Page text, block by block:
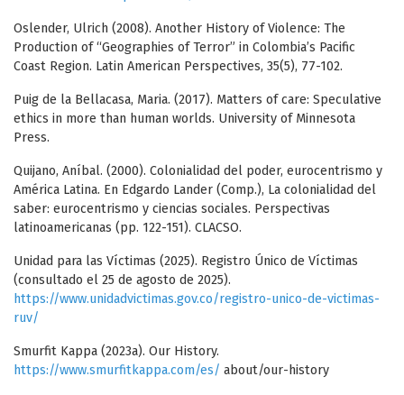
Oslender, Ulrich (2008). Another History of Violence: The
Production of “Geographies of Terror” in Colombia’s Pacific
Coast Region. Latin American Perspectives, 35(5), 77-102.
Puig de la Bellacasa, Maria. (2017). Matters of care: Speculative
ethics in more than human worlds. University of Minnesota
Press.
Quijano, Aníbal. (2000). Colonialidad del poder, eurocentrismo y
América Latina. En Edgardo Lander (Comp.), La colonialidad del
saber: eurocentrismo y ciencias sociales. Perspectivas
latinoamericanas (pp. 122-151). CLACSO.
Unidad para las Víctimas (2025). Registro Único de Víctimas
(consultado el 25 de agosto de 2025).
https://www.unidadvictimas.gov.co/registro-unico-de-victimas-
ruv/
Smurfit Kappa (2023a). Our History.
https://www.smurfitkappa.com/es/ about/our-history